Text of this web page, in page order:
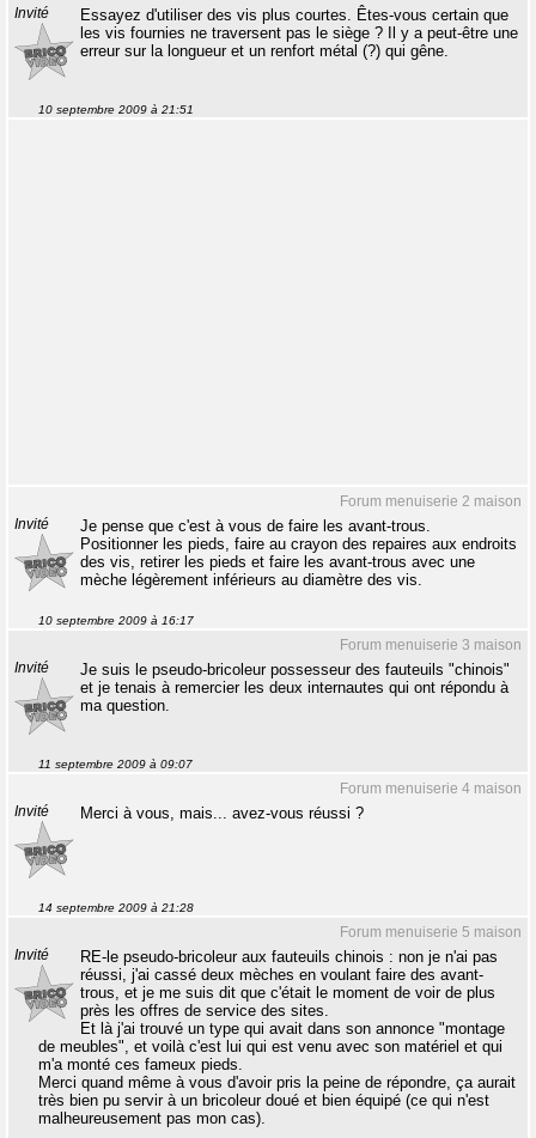
Invité
Essayez d'utiliser des vis plus courtes. Êtes-vous certain que
les vis fournies ne traversent pas le siège ? Il y a peut-être une
erreur sur la longueur et un renfort métal (?) qui gêne.
10 septembre 2009 à 21:51
Forum menuiserie 2 maison
Invité
Je pense que c'est à vous de faire les avant-trous.
Positionner les pieds, faire au crayon des repaires aux endroits
des vis, retirer les pieds et faire les avant-trous avec une
mèche légèrement inférieurs au diamètre des vis.
10 septembre 2009 à 16:17
Forum menuiserie 3 maison
Invité
Je suis le pseudo-bricoleur possesseur des fauteuils "chinois"
et je tenais à remercier les deux internautes qui ont répondu à
ma question.
11 septembre 2009 à 09:07
Forum menuiserie 4 maison
Invité Merci à vous, mais... avez-vous réussi ?
14 septembre 2009 à 21:28
Forum menuiserie 5 maison
Invité
RE-le pseudo-bricoleur aux fauteuils chinois : non je n'ai pas
réussi, j'ai cassé deux mèches en voulant faire des avant-
trous, et je me suis dit que c'était le moment de voir de plus
près les offres de service des sites.
Et là j'ai trouvé un type qui avait dans son annonce "montage
de meubles", et voilà c'est lui qui est venu avec son matériel et qui
m'a monté ces fameux pieds.
Merci quand même à vous d'avoir pris la peine de répondre, ça aurait
très bien pu servir à un bricoleur doué et bien équipé (ce qui n'est
malheureusement pas mon cas).